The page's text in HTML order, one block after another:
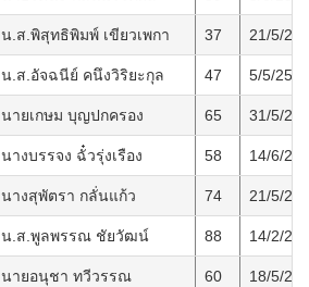
น.ส.พิสุทธิพิมพ์ เขียวเพกา 37 21/5/
น.ส.อัจฉนีย์ คนึงวิริยะกุล 47 5/5/2565
นายเกษม บุญปกครอง 65 31/5/
นางบรรจง ฉั๋วรุ่งเรือง 58 14/6/
นางสุพัตรา กลั่นแก้ว 74 21/5/
น.ส.พูลพรรณ ชัยวัฒน์ 88 14/2/
นายอนุชา ทวีวรรณ 60 18/5/